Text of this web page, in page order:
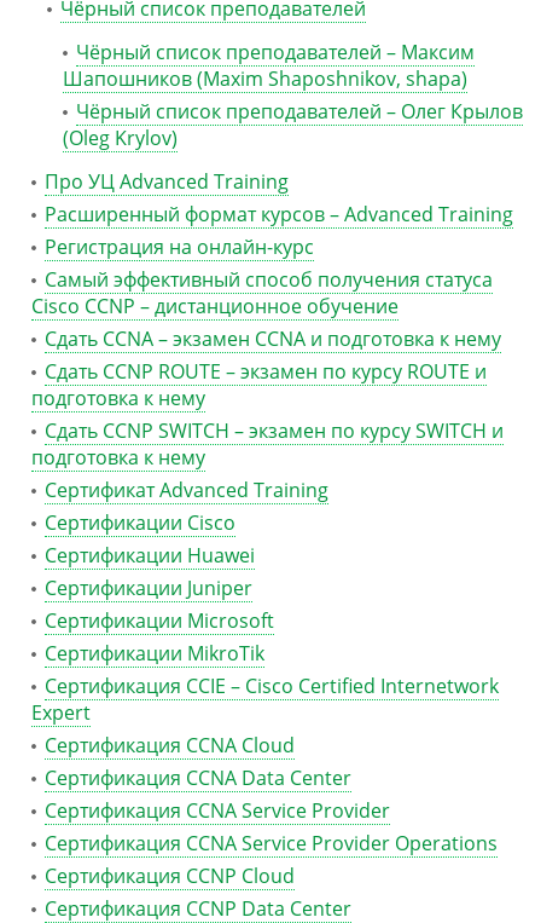
Чёрный список преподавателей
Чёрный список преподавателей – Максим
Шапошников (Maxim Shaposhnikov, shapa)
Чёрный список преподавателей – Олег Крылов
(Oleg Krylov)
Про УЦ Advanced Training
Расширенный формат курсов – Advanced Training
Регистрация на онлайн-курс
Самый эффективный способ получения статуса
Cisco CCNP – дистанционное обучение
Сдать CCNA – экзамен CCNA и подготовка к нему
Сдать CCNP ROUTE – экзамен по курсу ROUTE и
подготовка к нему
Сдать CCNP SWITCH – экзамен по курсу SWITCH и
подготовка к нему
Сертификат Advanced Training
Сертификации Cisco
Сертификации Huawei
Сертификации Juniper
Сертификации Microsoft
Сертификации MikroTik
Сертификация CCIE – Cisco Certified Internetwork
Expert
Сертификация CCNA Cloud
Сертификация CCNA Data Center
Сертификация CCNA Service Provider
Сертификация CCNA Service Provider Operations
Сертификация CCNP Cloud
Сертификация CCNP Data Center